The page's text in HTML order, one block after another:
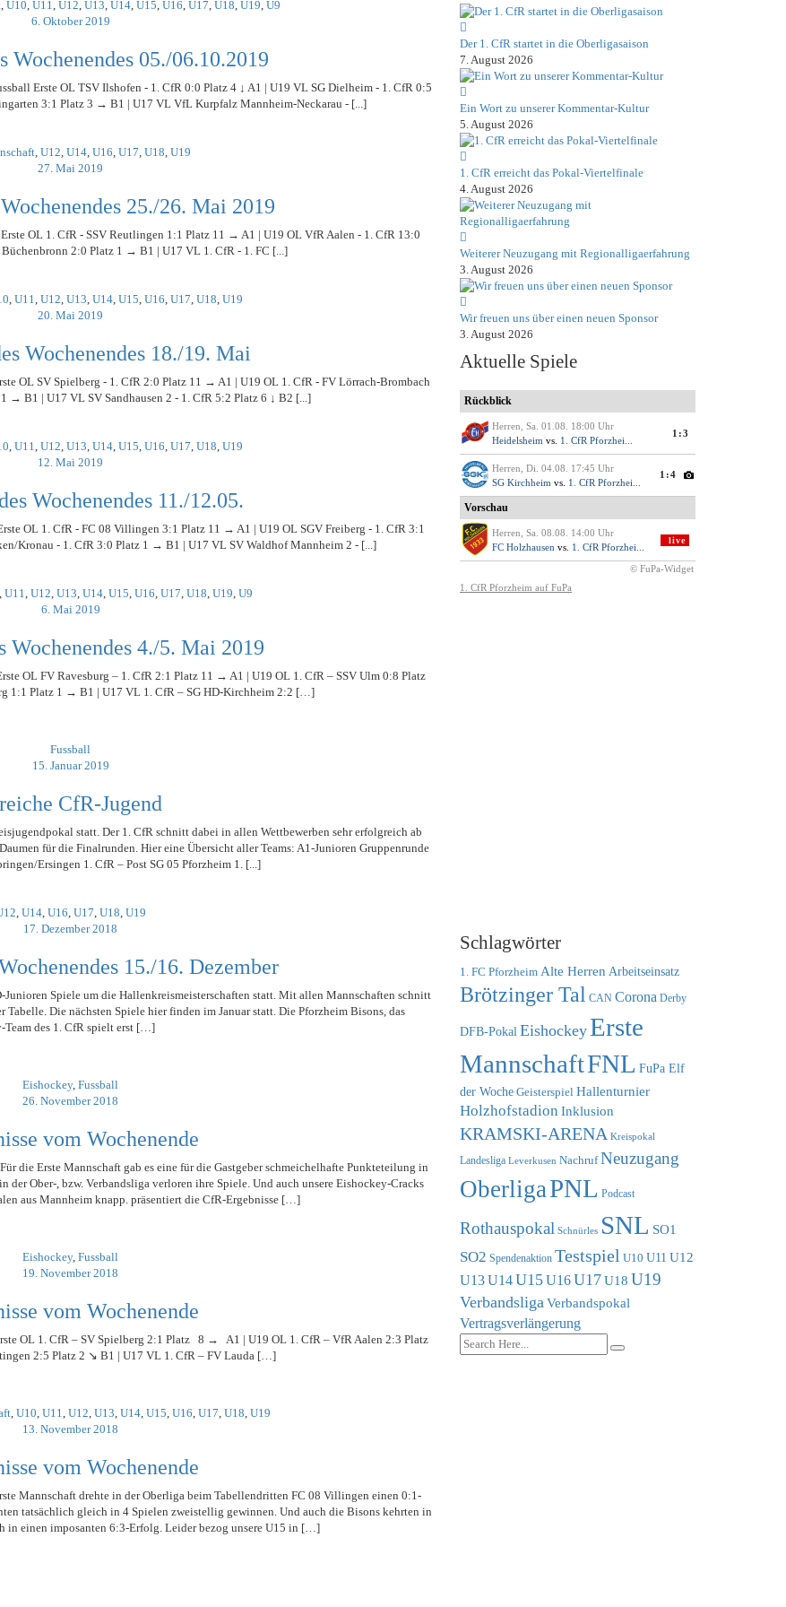
U10 / E2 (2011)
U8 / F2
HOLZHOF DOKUMENTE
, U10, U11, U12, U13, U14, U15, U16, U17, U18, U19, U9
6. Oktober 2019
Wochenendes 05./06.10.2019
Erste OL TSV Ilshofen - 1. CfR 0:0 Platz 4 ↓ A1 | U19 VL SG Dielheim - 1. CfR 0:5
3:1 Platz 3 → B1 | U17 VL VfL Kurpfalz Mannheim-Neckarau - [...]
, U12, U14, U16, U17, U18, U19
27. Mai 2019
25./26. Mai 2019
OL 1. CfR - SSV Reutlingen 1:1 Platz 11 → A1 | U19 OL VfR Aalen - 1. CfR 13:0
2:0 Platz 1 → B1 | U17 VL 1. CfR - 1. FC [...]
, U11, U12, U13, U14, U15, U16, U17, U18, U19
20. Mai 2019
Wochenendes 18./19. Mai
OL SV Spielberg - 1. CfR 2:0 Platz 11 → A1 | U19 OL 1. CfR - FV Lörrach-Brombach
B1 | U17 VL SV Sandhausen 2 - 1. CfR 5:2 Platz 6 ↓ B2 [...]
, U11, U12, U13, U14, U15, U16, U17, U18, U19
12. Mai 2019
Wochenendes 11./12.05.
OL 1. CfR - FC 08 Villingen 3:1 Platz 11 → A1 | U19 OL SGV Freiberg - 1. CfR 3:1
Kronau - 1. CfR 3:0 Platz 1 → B1 | U17 VL SV Waldhof Mannheim 2 - [...]
, U11, U12, U13, U14, U15, U16, U17, U18, U19, U9
6. Mai 2019
Wochenendes 4./5. Mai 2019
OL FV Ravesburg – 1. CfR 2:1 Platz 11 → A1 | U19 OL 1. CfR – SSV Ulm 0:8 Platz
1:1 Platz 1 → B1 | U17 VL 1. CfR – SG HD-Kirchheim 2:2 […]
Fussball
15. Januar 2019
CfR-Jugend
statt. Der 1. CfR schnitt dabei in allen Wettbewerben sehr erfolgreich ab
für die Finalrunden. Hier eine Übersicht aller Teams: A1-Junioren Gruppenrunde
Ersingen 1. CfR – Post SG 05 Pforzheim 1. [...]
, U14, U16, U17, U18, U19
17. Dezember 2018
15./16. Dezember
Spiele um die Hallenkreismeisterschaften statt. Mit allen Mannschaften schnitt
Die nächsten Spiele hier finden im Januar statt. Die Pforzheim Bisons, das
Team des 1. CfR spielt erst […]
Eishockey,Fussball
26. November 2018
vom Wochenende
die Erste Mannschaft gab es eine für die Gastgeber schmeichelhafte Punkteteilung in
Ober-, bzw. Verbandsliga verloren ihre Spiele. Und auch unsere Eishockey-Cracks
aus Mannheim knapp. präsentiert die CfR-Ergebnisse […]
Eishockey,Fussball
19. November 2018
vom Wochenende
OL 1. CfR – SV Spielberg 2:1 Platz 8 → A1 | U19 OL 1. CfR – VfR Aalen 2:3 Platz
2:5 Platz 2 ↘ B1 | U17 VL 1. CfR – FV Lauda […]
, U10, U11, U12, U13, U14, U15, U16, U17, U18, U19
13. November 2018
vom Wochenende
Mannschaft drehte in der Oberliga beim Tabellendritten FC 08 Villingen einen 0:1-
tatsächlich gleich in 4 Spielen zweistellig gewinnen. Und auch die Bisons kehrten in
in einen imposanten 6:3-Erfolg. Leider bezog unsere U15 in […]
Der 1. CfR startet in die Oberligasaison
7. August 2026
Ein Wort zu unserer Kommentar-Kultur
5. August 2026
1. CfR erreicht das Pokal-Viertelfinale
4. August 2026
Weiterer Neuzugang mit Regionalligaerfahrung
3. August 2026
Wir freuen uns über einen neuen Sponsor
3. August 2026
Aktuelle Spiele
Schlagwörter
1. FC Pforzheim Alte Herren Arbeitseinsatz
Brötzinger Tal CAN Corona Derby
DFB-Pokal EishockeyErste
MannschaftFNL FuPa Elf
der Woche Geisterspiel Hallenturnier
Holzhofstadion Inklusion
KRAMSKI-ARENA Kreispokal
Landesliga Leverkusen Nachruf Neuzugang
OberligaPNL Podcast
Rothauspokal Schnürles SNL SO1
SO2 Spendenaktion Testspiel U10 U11 U12
U13 U14 U15 U16 U17 U18 U19
Verbandsliga Verbandspokal
Vertragsverlängerung